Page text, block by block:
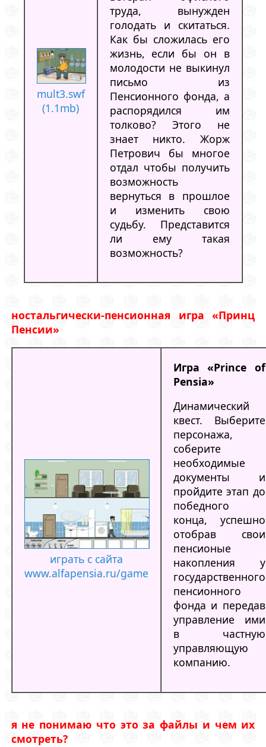
mult3.swf
(1.1mb)
труда, вынужден
голодать и скитаться.
Как бы сложилась его
жизнь, если бы он в
молодости не выкинул
письмо из
Пенсионного фонда, а
распорядился им
толково? Этого не
знает никто. Жорж
Петрович бы многое
отдал чтобы получить
возможность
вернуться в прошлое
и изменить свою
судьбу. Представится
ли ему такая
возможность?
ностальгически-пенсионная игра «Принц
Пенсии»
играть с сайта
www.alfapensia.ru/game
Игра «Prince of
Pensia»
Динамический
квест. Выберите
персонажа,
соберите
необходимые
документы и
пройдите этап до
победного
конца, успешно
отобрав свои
пенсионые
накопления у
государственного
пенсионного
фонда и передав
управление ими
в частную
управляющую
компанию.
я не понимаю что это за файлы и чем их
смотреть?